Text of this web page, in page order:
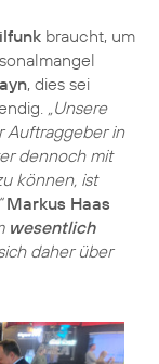
braucht, um
, dies sei
„Unsere
Auftraggeber in
dennoch mit
können, ist
Markus Haas
wesentlich
daher über